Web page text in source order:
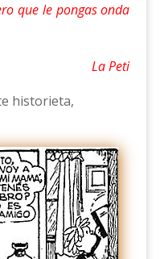
que le pongas onda
La Peti
historieta,